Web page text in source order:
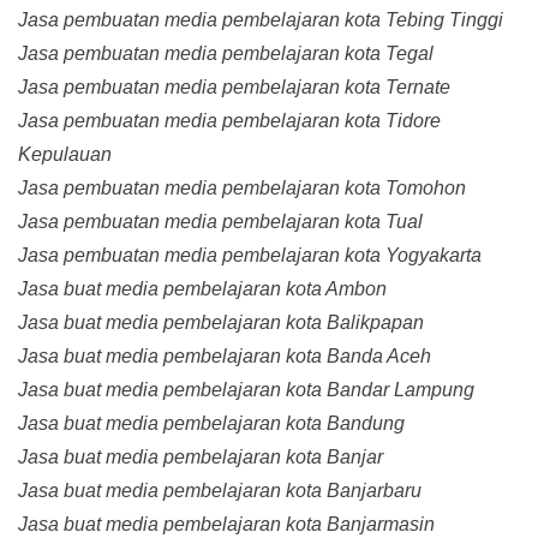
Jasa pembuatan media pembelajaran kota Tebing Tinggi
Jasa pembuatan media pembelajaran kota Tegal
Jasa pembuatan media pembelajaran kota Ternate
Jasa pembuatan media pembelajaran kota Tidore
Kepulauan
Jasa pembuatan media pembelajaran kota Tomohon
Jasa pembuatan media pembelajaran kota Tual
Jasa pembuatan media pembelajaran kota Yogyakarta
Jasa buat media pembelajaran kota Ambon
Jasa buat media pembelajaran kota Balikpapan
Jasa buat media pembelajaran kota Banda Aceh
Jasa buat media pembelajaran kota Bandar Lampung
Jasa buat media pembelajaran kota Bandung
Jasa buat media pembelajaran kota Banjar
Jasa buat media pembelajaran kota Banjarbaru
Jasa buat media pembelajaran kota Banjarmasin